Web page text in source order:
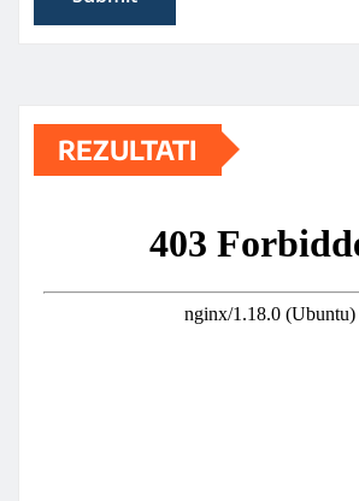
REZULTATI